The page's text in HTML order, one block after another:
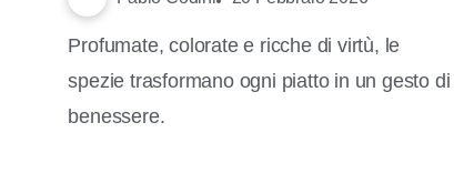
Profumate, colorate e ricche di virtù, le
spezie trasformano ogni piatto in un gesto di
benessere.